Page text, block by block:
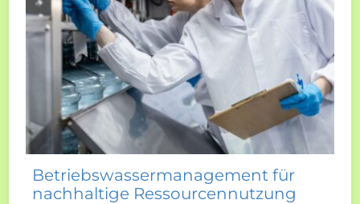
Betriebswassermanagement für
nachhaltige Ressourcennutzung